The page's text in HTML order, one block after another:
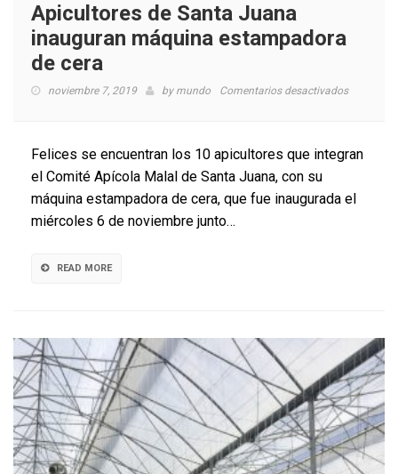
Apicultores de Santa Juana
inauguran máquina estampadora
de cera
noviembre 7, 2019 by mundo Comentarios desactivadosen
Juana
máquina
Felices se encuentran los 10 apicultores que integran
el Comité Apícola Malal de Santa Juana, con su
máquina estampadora de cera, que fue inaugurada el
miércoles 6 de noviembre junto…
READ MORE